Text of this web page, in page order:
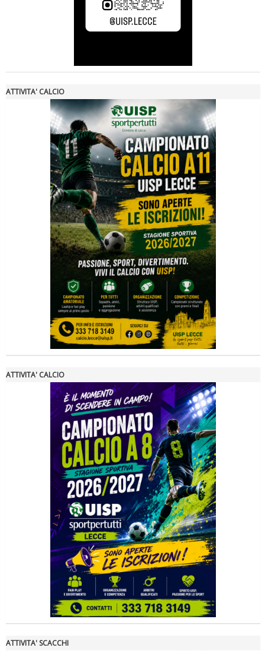
Tiziano Pesce a Radio InBlu2000 traccia il bilancio della stagione
Ddl Lobby, Uisp: “Il Parlamento valorizzi le nostre specificità"
La formazione Uisp rallenta ma prosegue anche in estate
ATTIVITA' CALCIO
ATTIVITA' CALCIO
ATTIVITA' SCACCHI